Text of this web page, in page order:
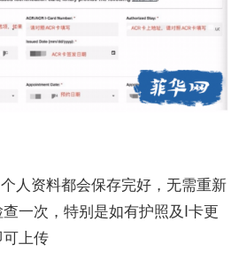
人资料都会保存完好，无需重新
一次，特别是如有护照及I卡更
上传